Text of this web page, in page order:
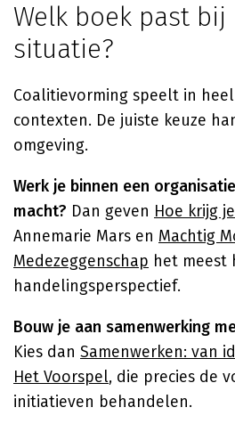
Welk boek past bij
situatie?
Coalitievorming speelt in
contexten. De juiste keuze
omgeving.
Werk je binnen een
macht? Dan geven Hoe krijg
Annemarie Mars en Machtig
Medezeggenschap het meest
handelingsperspectief.
Bouw je aan samenwerking
Kies dan Samenwerken: van
Het Voorspel, die precies de
initiatieven behandelen.